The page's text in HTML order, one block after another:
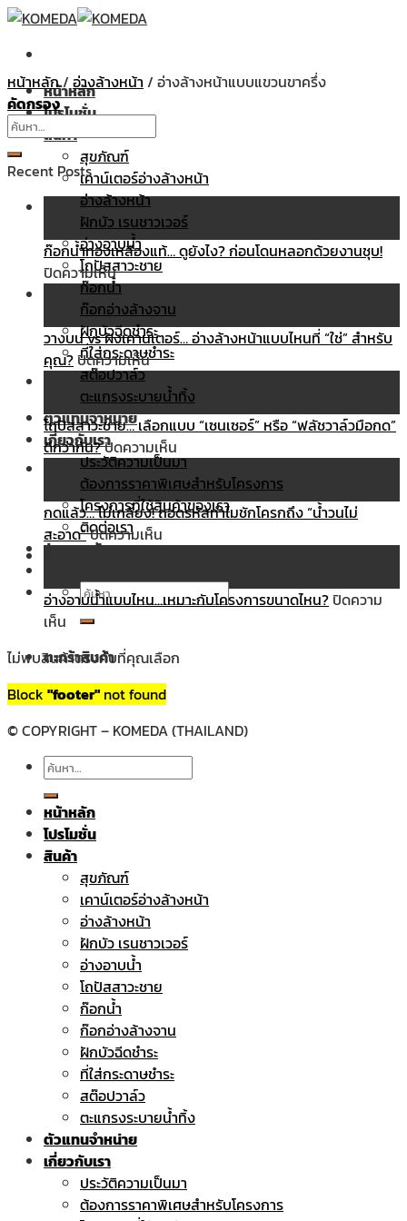
Skip
content
หน้าหลัก
โปรโมชั่น
สินค้า
สุขภัณฑ์
เคาน์เตอร์อ่างล้างหน้า
อ่างล้างหน้า
ฝักบัว เรนชาวเวอร์
อ่างอาบน้ำ
โถปัสสาวะชาย
ก๊อกน้ำ
ก๊อกอ่างล้างจาน
ฝักบัวฉีดชำระ
ที่ใส่กระดาษชำระ
สต๊อปวาล์ว
ตะแกรงระบายน้ำทิ้ง
ตัวแทนจำหน่าย
เกี่ยวกับเรา
ประวัติความเป็นมา
ต้องการราคาพิเศษสำหรับโครงการ
โครงการที่ใช้สินค้าของเรา
ติดต่อเรา
ร่วมงานกับเรา
ค้นหา:
ตะกร้าสินค้า
ไม่มีสินค้าในตะกร้า
หน้าหลัก/ อ่างล้างหน้า / อ่างล้างหน้าแบบแขวนขาครึ่ง
คัดกรอง
ค้นหา:
Recent Posts
ก๊อกน้ำทองเหลืองแท้… ดูยังไง? ก่อนโดนหลอกด้วยงานชุบ!
ปิดความเห็นบน
ก๊อก
น้ำ
ทอง
เหลือง
แท้…
ดู
ยัง
ไง?
ก่อน
โดน
หลอก
ด้วย
ชุบ!
วางบน vs ฝังเคาน์เตอร์… อ่างล้างหน้าแบบไหนที่ “ใช่” สำหรับ
คุณ?ปิดความเห็นบน
วาง
บน
vs
ฝัง
เคาน์เตอร์…
อ่างล้างหน้า
แบบ
ไหน
“ใช่”
สำหรับ
โถปัสสาวะชาย… เลือกแบบ “เซนเซอร์” หรือ “ฟลัชวาล์วมือกด”
ดีกว่ากัน?ปิดความเห็น
โถ
ปัสสาวะ
ชาย…
“เซนเซอร์”
หรือ
มือ
กว่า
กัน?
กดแล้ว… ไม่เกลี้ยง! ถอดรหัสทำไมชักโครกถึง “น้ำวนไม่
สะอาด”ปิดความเห็น
แล้ว…
ไม่
ทำไม
ชักโครก
ถึง
“น้ำวน
ไม่
สะอาด”
อ่างอาบน้ำแบบไหน…เหมาะกับโครงการขนาดไหน?ปิดความ
เห็น บน
อ่างอาบน้ำ
แบบ
ไหน…
เหมาะ
กับ
โครงการ
ขนาด
ไม่พบสินค้าตรงกับที่คุณเลือก
Block "footer" not found
© COPYRIGHT – KOMEDA (THAILAND)
ค้นหา:
หน้าหลัก
โปรโมชั่น
สินค้า
สุขภัณฑ์
เคาน์เตอร์อ่างล้างหน้า
อ่างล้างหน้า
ฝักบัว เรนชาวเวอร์
อ่างอาบน้ำ
โถปัสสาวะชาย
ก๊อกน้ำ
ก๊อกอ่างล้างจาน
ฝักบัวฉีดชำระ
ที่ใส่กระดาษชำระ
สต๊อปวาล์ว
ตะแกรงระบายน้ำทิ้ง
ตัวแทนจำหน่าย
เกี่ยวกับเรา
ประวัติความเป็นมา
ต้องการราคาพิเศษสำหรับโครงการ